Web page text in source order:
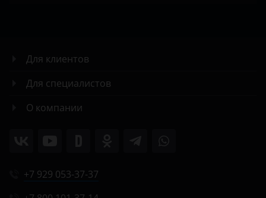
Для клиентов
Для специалистов
О компании
+7 929 053-37-37